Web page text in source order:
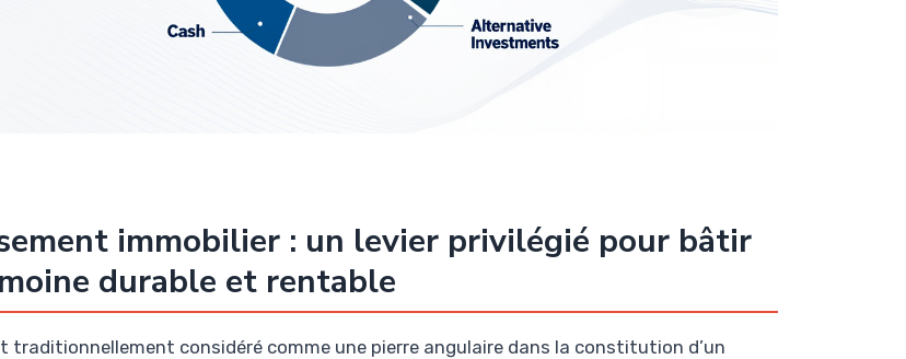
immobilier : un levier privilégié pour bâtir
durable et rentable
traditionnellement considéré comme une pierre angulaire dans la constitution d’un